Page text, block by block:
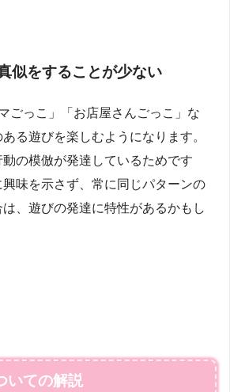
似をすることが少ない
ごっこ」「お店屋さんごっこ」な
る遊びを楽しむようになります。
の模倣が発達しているためです
味を示さず、常に同じパターンの
、遊びの発達に特性があるかもし
いての解説